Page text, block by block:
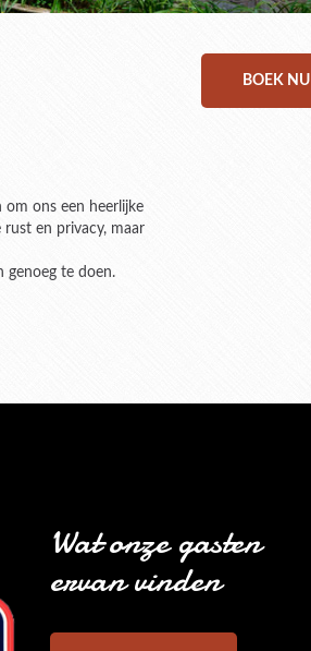
om ons een heerlijke
en privacy, maar
genoeg te doen.
BOEK NU
Wat onze gasten
ervan vinden